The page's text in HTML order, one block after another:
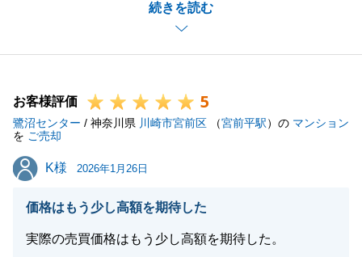
続きを読む
今後ともお客様にご満足いただけるように精進してま
りますので、末永く宜しくお願いいたします。
閉じる
お客様評価 5
鷺沼センター / 神奈川県 川崎市宮前区 （宮前平駅）の マンション
を ご売却
K様
K様 2026年1月26日
価格はもう少し高額を期待した
実際の売買価格はもう少し高額を期待した。